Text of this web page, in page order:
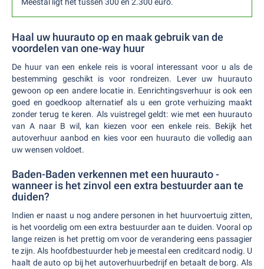
Haal uw huurauto op en maak gebruik van de
voordelen van one-way huur
De huur van een enkele reis is vooral interessant voor u als de
bestemming geschikt is voor rondreizen. Lever uw huurauto
gewoon op een andere locatie in. Eenrichtingsverhuur is ook een
goed en goedkoop alternatief als u een grote verhuizing maakt
zonder terug te keren. Als vuistregel geldt: wie met een huurauto
van A naar B wil, kan kiezen voor een enkele reis. Bekijk het
autoverhuur aanbod en kies voor een huurauto die volledig aan
uw wensen voldoet.
Baden-Baden verkennen met een huurauto -
wanneer is het zinvol een extra bestuurder aan te
duiden?
Indien er naast u nog andere personen in het huurvoertuig zitten,
is het voordelig om een extra bestuurder aan te duiden. Vooral op
lange reizen is het prettig om voor de verandering eens passagier
te zijn. Als hoofdbestuurder heb je meestal een creditcard nodig. U
haalt de auto op bij het autoverhuurbedrijf en betaalt de borg. Als